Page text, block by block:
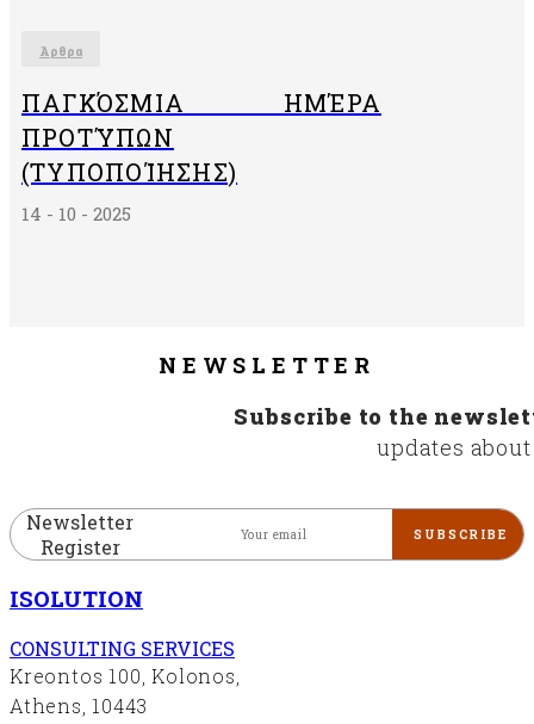
Άρθρα
ΠΑΓΚΌΣΜΙΑ ΗΜΈΡΑ
ΠΡΟΤΎΠΩΝ
(ΤΥΠΟΠΟΊΗΣΗΣ)
14 - 10 - 2025
NEWSLETTER
Subscribe to the
updates
Newsletter
Register
ISOLUTION
CONSULTING SERVICES
Kreontos 100, Kolonos,
Athens, 10443